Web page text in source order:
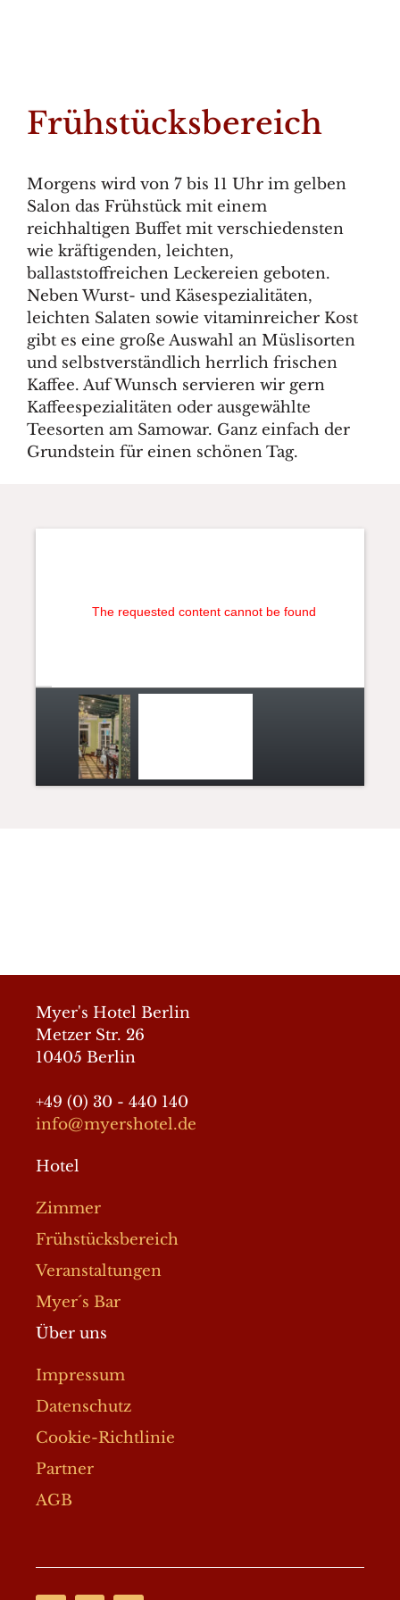
Frühstücksbereich
Morgens wird von 7 bis 11 Uhr im gelben
Salon das Frühstück mit einem
reichhaltigen Buffet mit verschiedensten
wie kräftigenden, leichten,
ballaststoffreichen Leckereien geboten.
Neben Wurst- und Käsespezialitäten,
leichten Salaten sowie vitaminreicher Kost
gibt es eine große Auswahl an Müslisorten
und selbstverständlich herrlich frischen
Kaffee. Auf Wunsch servieren wir gern
Kaffeespezialitäten oder ausgewählte
Teesorten am Samowar. Ganz einfach der
Grundstein für einen schönen Tag.
The requested content cannot be found
Myer's Hotel Berlin
Metzer Str. 26
10405 Berlin
+49 (0) 30 - 440 140
info@myershotel.de
Hotel
Zimmer
Frühstücksbereich
Veranstaltungen
Myer´s Bar
Über uns
Impressum
Datenschutz
Cookie-Richtlinie
Partner
AGB